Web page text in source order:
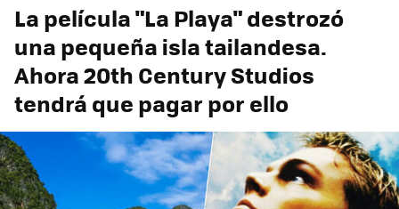
La película "La Playa" destrozó
una pequeña isla tailandesa.
Ahora 20th Century Studios
tendrá que pagar por ello